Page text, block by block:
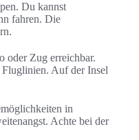
Du kannst
fahren. Die
oder Zug erreichbar.
Auf der Insel
in
Achte bei der